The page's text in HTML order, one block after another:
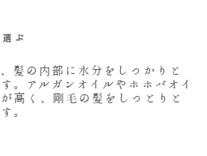
ぶ
髪の内部に水分をしっかりと
。アルガンオイルやホホバオイ
高く、剛毛の髪をしっとりと
。